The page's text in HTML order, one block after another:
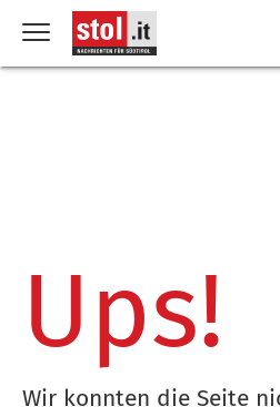
Ups!
Wir konnten die Seite